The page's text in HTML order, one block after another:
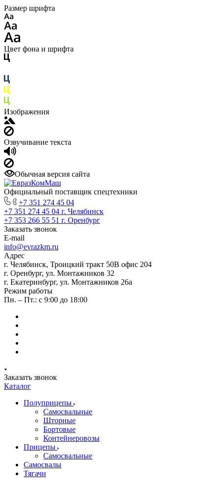
Размер шрифта
Цвет фона и шрифта
Изображения
Озвучивание текста
Обычная версия сайта
Официальный поставщик спецтехники
+7 351 274 45 04
+7 351 274 45 04 г. Челябинск
+7 353 266 55 51 г. Оренбург
Заказать звонок
E-mail
info@evrazkm.ru
Адрес
г. Челябинск, Троицкий тракт 50В офис 204
г. Оренбург, ул. Монтажников 32
г. Екатеринбург, ул. Монтажников 26а
Режим работы
Пн. – Пт.: с 9:00 до 18:00
Заказать звонок
Каталог
Полуприцепы
Самосвальные
Шторные
Бортовые
Контейнеровозы
Прицепы
Самосвальные
Самосвалы
Тягачи